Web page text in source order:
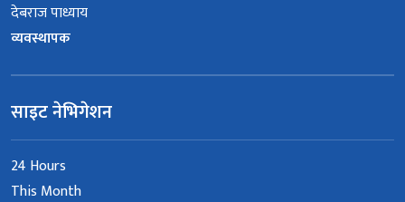
देबराज पाध्याय
व्यवस्थापक
साइट नेभिगेशन
24 Hours
This Month